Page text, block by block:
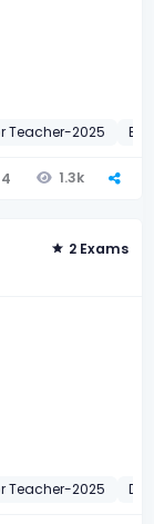
Teacher-2025
4 1.3k
2 Exams
Teacher-2025